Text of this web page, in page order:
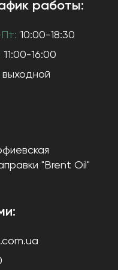
работы:
10:00-18:30
11:00-16:00
выходной
"Brent Oil"